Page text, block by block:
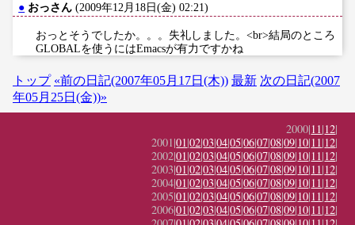
● おっさん (2009年12月18日(金) 02:21)
おっとそうでしたか。。。失礼しました。<br>結局のところ
GLOBALを使うにはEmacsが有力ですかね
トップ «前の日記(2007年05月17日(木)) 最新 次の日記(2007
年05月25日(金))»
2000|11|12|
2001|01|02|03|04|05|06|07|08|09|10|11|12|
2002|01|02|03|04|05|06|07|08|09|10|11|12|
2003|01|02|03|04|05|06|07|08|09|10|11|12|
2004|01|02|03|04|05|06|07|08|09|10|11|12|
2005|01|02|03|04|05|06|07|08|09|10|11|12|
2006|01|02|03|04|05|06|07|08|09|10|11|12|